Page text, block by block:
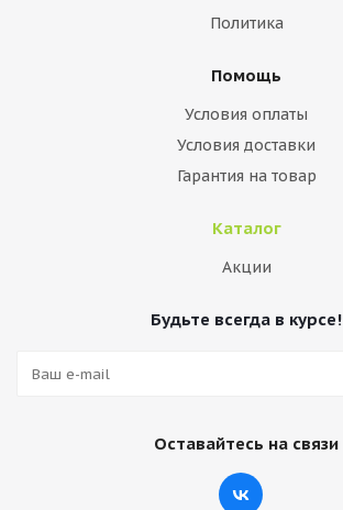
Политика
Помощь
Условия оплаты
Условия доставки
Гарантия на товар
Каталог
Акции
Будьте всегда в курсе!
Оставайтесь на связи